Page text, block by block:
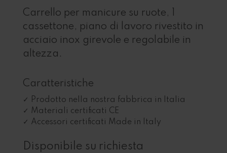
Carrello per manicure su ruote, 1
cassettone, piano di lavoro rivestito in
acciaio inox girevole e regolabile in
altezza.
Caratteristiche
Prodotto nella nostra fabbrica in Italia
Materiali certificati CE
Accessori certificati Made in Italy
Disponibile su richiesta